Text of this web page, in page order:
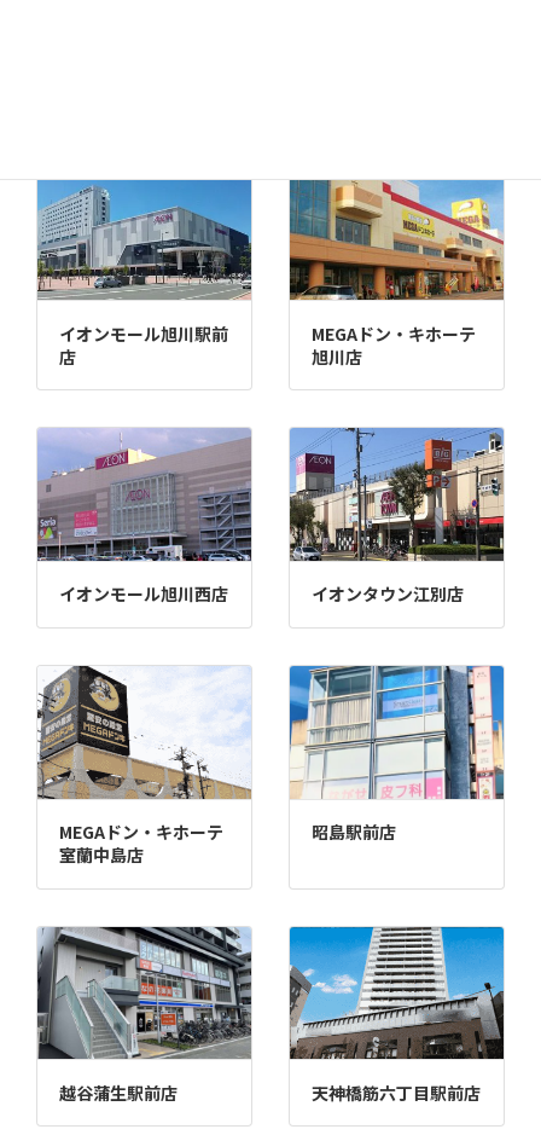
イオンモール旭川駅前
店
MEGAドン・キホーテ
旭川店
イオンモール旭川西店 イオンタウン江別店
MEGAドン・キホーテ
室蘭中島店
昭島駅前店
越谷蒲生駅前店 天神橋筋六丁目駅前店